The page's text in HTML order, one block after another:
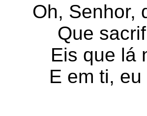
Oh, Senhor,
Que
Eis que lá
E em ti,